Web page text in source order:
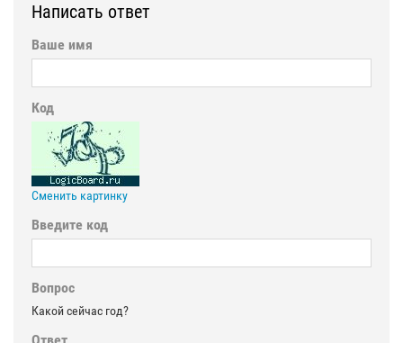
Написать ответ
Ваше имя
Код
Сменить картинку
Введите код
Вопрос
Какой сейчас год?